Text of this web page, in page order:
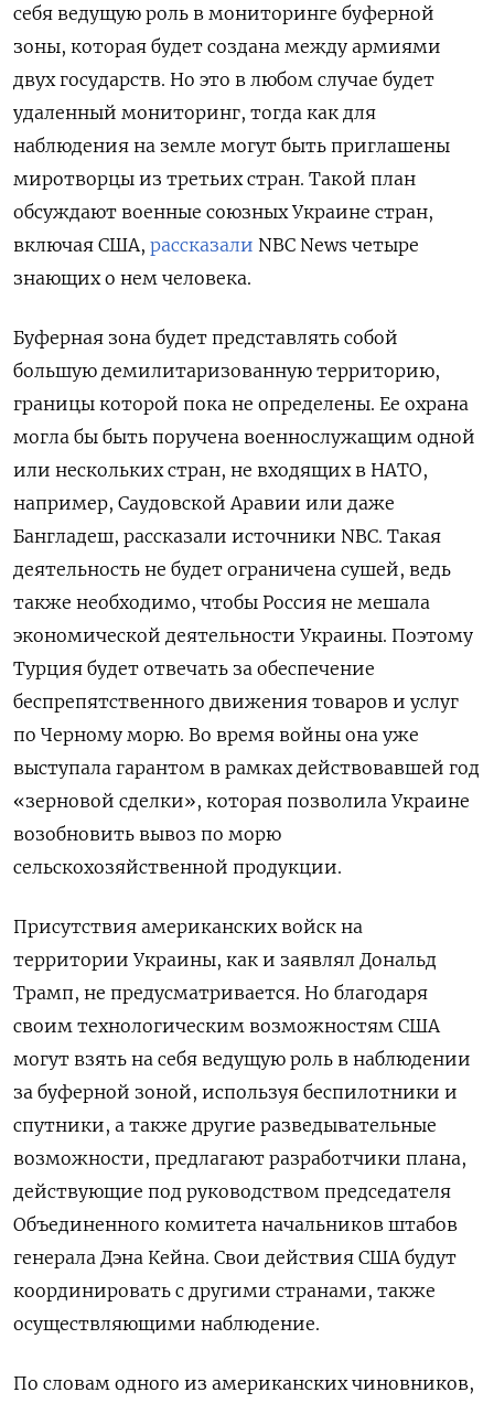
себя ведущую роль в мониторинге буферной
зоны, которая будет создана между армиями
двух государств. Но это в любом случае будет
удаленный мониторинг, тогда как для
наблюдения на земле могут быть приглашены
миротворцы из третьих стран. Такой план
обсуждают военные союзных Украине стран,
включая США, рассказали NBC News четыре
знающих о нем человека.
Буферная зона будет представлять собой
большую демилитаризованную территорию,
границы которой пока не определены. Ее охрана
могла бы быть поручена военнослужащим одной
или нескольких стран, не входящих в НАТО,
например, Саудовской Аравии или даже
Бангладеш, рассказали источники NBC. Такая
деятельность не будет ограничена сушей, ведь
также необходимо, чтобы Россия не мешала
экономической деятельности Украины. Поэтому
Турция будет отвечать за обеспечение
беспрепятственного движения товаров и услуг
по Черному морю. Во время войны она уже
выступала гарантом в рамках действовавшей год
«зерновой сделки», которая позволила Украине
возобновить вывоз по морю
сельскохозяйственной продукции.
Присутствия американских войск на
территории Украины, как и заявлял Дональд
Трамп, не предусматривается. Но благодаря
своим технологическим возможностям США
могут взять на себя ведущую роль в наблюдении
за буферной зоной, используя беспилотники и
спутники, а также другие разведывательные
возможности, предлагают разработчики плана,
действующие под руководством председателя
Объединенного комитета начальников штабов
генерала Дэна Кейна. Свои действия США будут
координировать с другими странами, также
осуществляющими наблюдение.
По словам одного из американских чиновников,